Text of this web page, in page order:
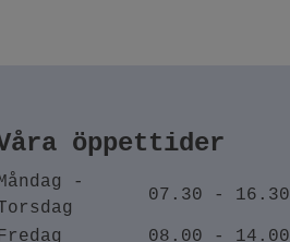
öppettider
-
Torsdag
07.30 - 16.30
08.00 - 14.00